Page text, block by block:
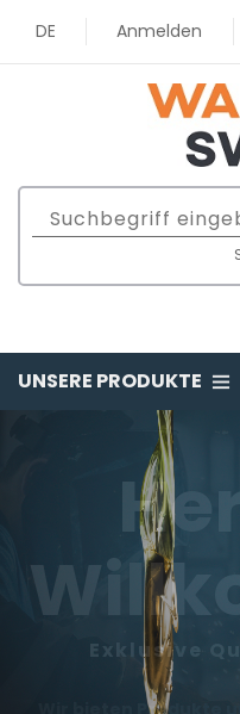
DE Anmelden
UNSERE PRODUKTE